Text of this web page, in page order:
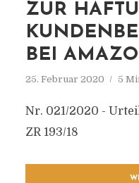
ZUR
BEI
25. Februar 2020 5
Nr. 021/2020 -
ZR 193/18